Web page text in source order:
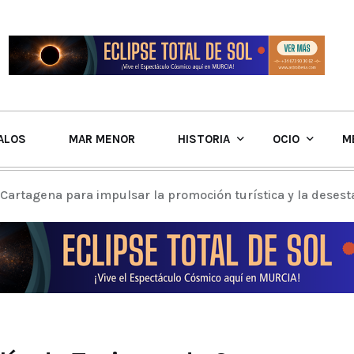
MAR MENOR HISTORIA OCIO
para impulsar la promoción turística y la